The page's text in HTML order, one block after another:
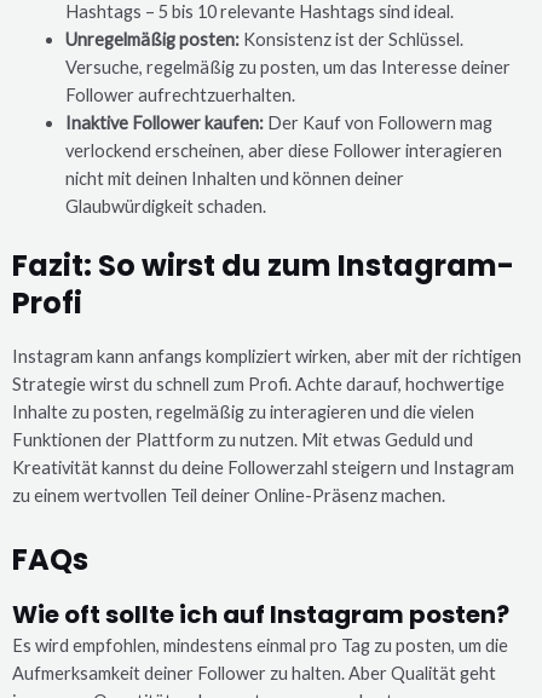
Hashtags – 5 bis 10 relevante Hashtags sind ideal.
Unregelmäßig posten:Konsistenz ist der Schlüssel.
Versuche, regelmäßig zu posten, um das Interesse deiner
Follower aufrechtzuerhalten.
Inaktive Follower kaufen:Der Kauf von Followern mag
verlockend erscheinen, aber diese Follower interagieren
nicht mit deinen Inhalten und können deiner
Glaubwürdigkeit schaden.
Fazit: So wirst du zum Instagram-
Profi
Instagram kann anfangs kompliziert wirken, aber mit der richtigen
Strategie wirst du schnell zum Profi. Achte darauf, hochwertige
Inhalte zu posten, regelmäßig zu interagieren und die vielen
Funktionen der Plattform zu nutzen. Mit etwas Geduld und
Kreativität kannst du deine Followerzahl steigern und Instagram
zu einem wertvollen Teil deiner Online-Präsenz machen.
FAQs
Wie oft sollte ich auf Instagram posten?
Es wird empfohlen, mindestens einmal pro Tag zu posten, um die
Aufmerksamkeit deiner Follower zu halten. Aber Qualität geht